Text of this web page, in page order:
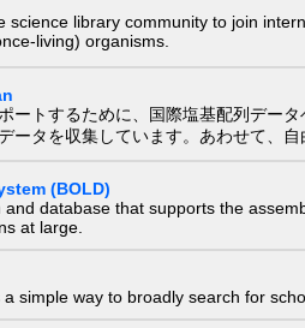
science library community to join
living) organisms.
ートするために、国際塩基配列デー
ータを収集しています。あわせて、
(BOLD)
database that supports the
at large.
simple way to broadly search for